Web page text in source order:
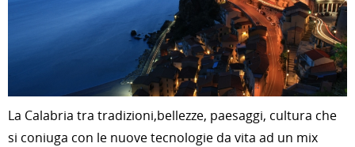
La Calabria tra tradizioni,bellezze, paesaggi, cultura che
si coniuga con le nuove tecnologie da vita ad un mix